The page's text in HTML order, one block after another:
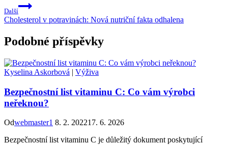
Další
Cholesterol v potravinách: Nová nutriční fakta odhalena
Podobné příspěvky
Kyselina Askorbová | Výživa
Bezpečnostní list vitaminu C: Co vám výrobci
neřeknou?
Odwebmaster1 8. 2. 202217. 6. 2026
Bezpečnostní list vitaminu C je důležitý dokument poskytující